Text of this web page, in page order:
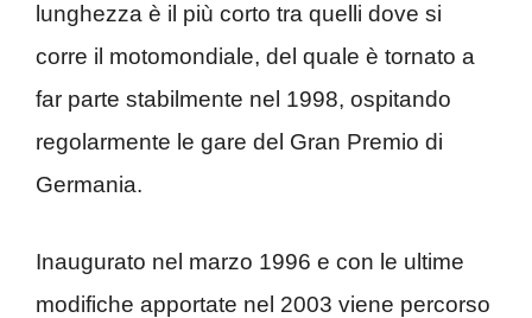
lunghezza è il più corto tra quelli dove si
corre il motomondiale, del quale è tornato a
far parte stabilmente nel 1998, ospitando
regolarmente le gare del Gran Premio di
Germania.
Inaugurato nel marzo 1996 e con le ultime
modifiche apportate nel 2003 viene percorso